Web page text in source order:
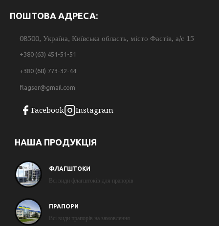
ПОШТОВА АДРЕСА:
08500, Україна, Київська область, місто Фастів, а/с 15
+380 (63) 451-51-51
+380 (68) 773-32-44
flagser@gmail.com
Facebook Instagram
НАША ПРОДУКЦІЯ
ФЛАГШТОКИ
Всі види флагштоків для прапорів
ПРАПОРИ
Всі види прапорів на замовлення